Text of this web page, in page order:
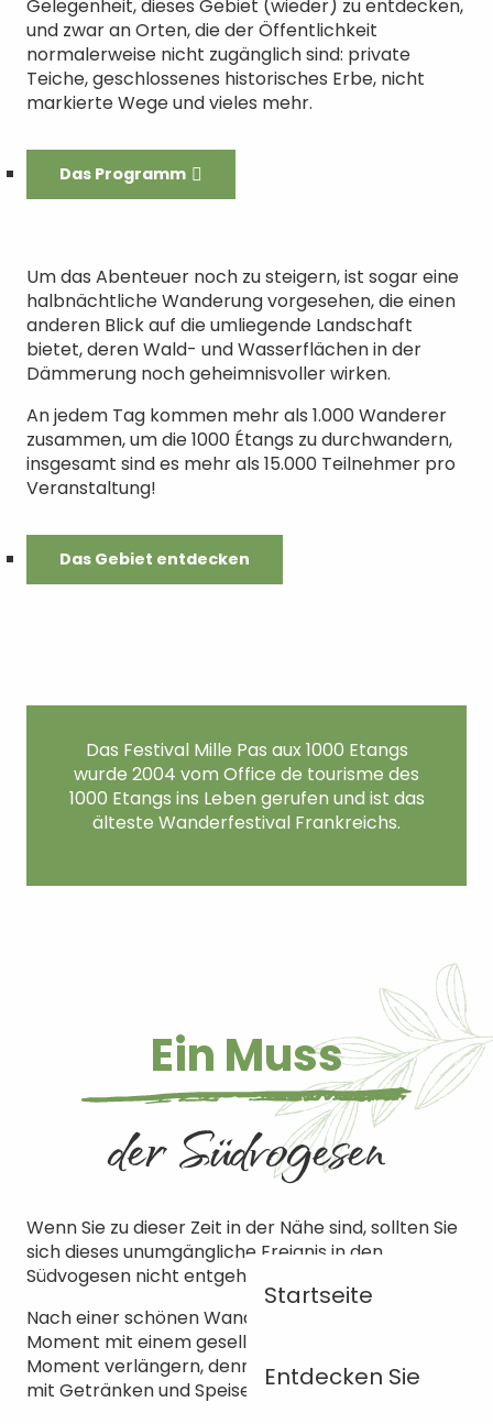
Startseite
Entdecken Sie
Gelegenheit, dieses Gebiet (wieder) zu entdecken,
und zwar an Orten, die der Öffentlichkeit
normalerweise nicht zugänglich sind: private
Teiche, geschlossenes historisches Erbe, nicht
markierte Wege und vieles mehr.
Das Programm
Um das Abenteuer noch zu steigern, ist sogar eine
halbnächtliche Wanderung vorgesehen, die einen
anderen Blick auf die umliegende Landschaft
bietet, deren Wald- und Wasserflächen in der
Dämmerung noch geheimnisvoller wirken.
An jedem Tag kommen mehr als 1.000 Wanderer
zusammen, um die 1000 Étangs zu durchwandern,
insgesamt sind es mehr als 15.000 Teilnehmer pro
Veranstaltung!
Das Gebiet entdecken
Das Festival Mille Pas aux 1000 Etangs
wurde 2004 vom Office de tourisme des
1000 Etangs ins Leben gerufen und ist das
älteste Wanderfestival Frankreichs.
Ein Muss
der Südvogesen
Wenn Sie zu dieser Zeit in der Nähe sind, sollten Sie
sich dieses unumgängliche Ereignis in den
Südvogesen nicht entgehen lassen!
Nach einer schönen Wanderung können Sie diesen
Moment mit einem geselligen und leckeren
Moment verlängern, denn es gibt einen Bereich
mit Getränken und Speisen.